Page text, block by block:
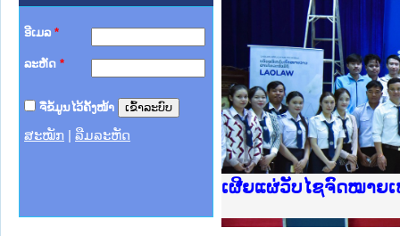
ອີເມລ *
ລະຫັດ *
ຈື່ຂໍ້ມູນໄວ້ຄັ້ງໜ້າ
ສະໝັກ ລືມລະຫັດ
ເຜີຍແຜ່ວັບໄຊຈົດໝາຍ
ຊາຊົນ ພາກເໜືອ
ການ
ກາງ
ກໃຕ້
ນຕຳຫຼວດປະຊາຊົນ
ສັນຕິບານປະຊາຊົນ
ກເໜືອ
ຊາຊົນ ພາກກາງ